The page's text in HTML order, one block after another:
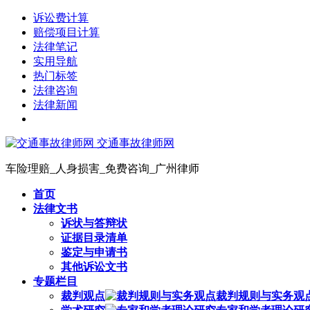
诉讼费计算
赔偿项目计算
法律笔记
实用导航
热门标签
法律咨询
法律新闻
交通事故律师网
车险理赔_人身损害_免费咨询_广州律师
首页
法律文书
诉状与答辩状
证据目录清单
鉴定与申请书
其他诉讼文书
专题栏目
裁判观点
裁判规则与实务观